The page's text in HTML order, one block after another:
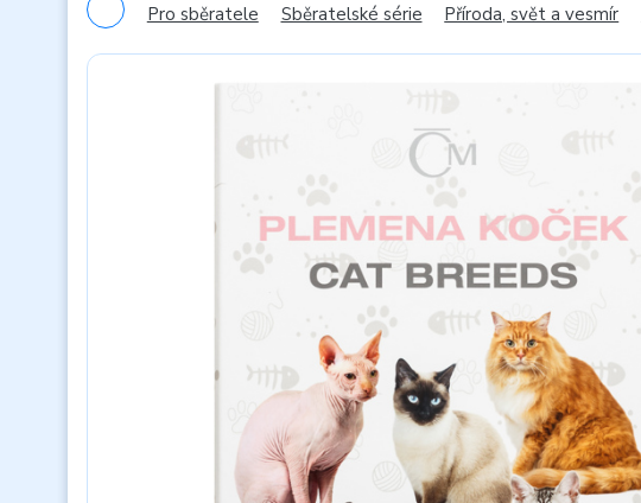
Pro sběratele Sběratelské série Příroda, svět a vesmír